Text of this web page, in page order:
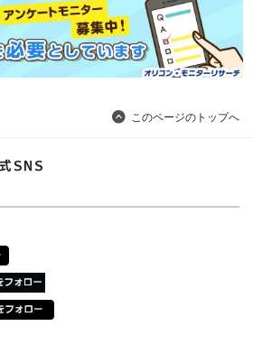
このページのトップへ